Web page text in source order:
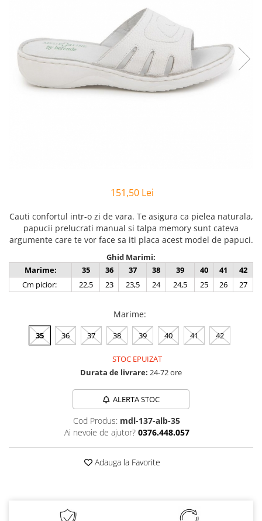
Vesna
Dr. Feet
151,50 Lei
Cauti confortul intr-o zi de vara. Te asigura ca pielea naturala,
papucii prelucrati manual si talpa memory sunt cateva
argumente care te vor face sa iti placa acest model de papuci.
Ghid Marimi:
Marime:
35 36 37 38 39 40 41
42
Cm picior:
22,5 23 23,5 24 24,5 25 26 27
Marime:
35 36 37 38 39 40 41 42
STOC EPUIZAT
Durata de livrare: 24-72 ore
ALERTA STOC
Cod Produs: mdl-137-alb-35
Ai nevoie de ajutor? 0376.448.057
Adauga la Favorite